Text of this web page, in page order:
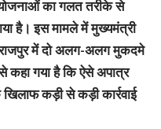
योजनाओं का गलत तरीके से
है। इस मामले में मुख्यमंत्री
राजपुर में दो अलग-अलग मुकदमे
कहा गया है कि ऐसे अपात्र
कड़ी से कड़ी कार्रवाई